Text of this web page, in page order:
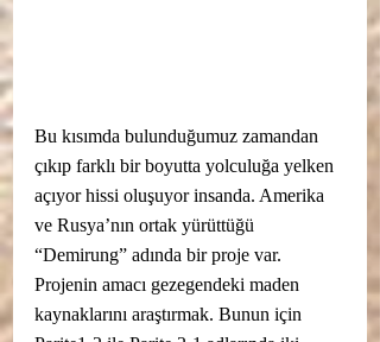
Bu kısımda bulunduğumuz zamandan
çıkıp farklı bir boyutta yolculuğa yelken
açıyor hissi oluşuyor insanda. Amerika
ve Rusya’nın ortak yürüttüğü
“Demirung” adında bir proje var.
Projenin amacı gezegendeki maden
kaynaklarını araştırmak. Bunun için